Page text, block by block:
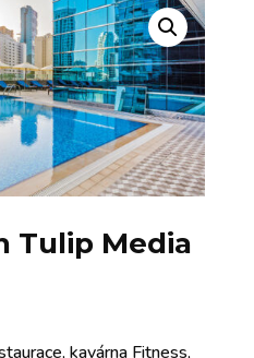
Tulip Media
kavárna Fitness,